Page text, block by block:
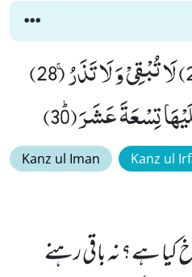
وَ مَاۤ اَدْرٰىكَ مَا سَقَرُﭤ(27) لَا تُبْقِیْ وَ لَا تَذَرُۚ (28)
Kanz ul Iman Kanz ul
کیا ہے؟ نہ باقی رہنے